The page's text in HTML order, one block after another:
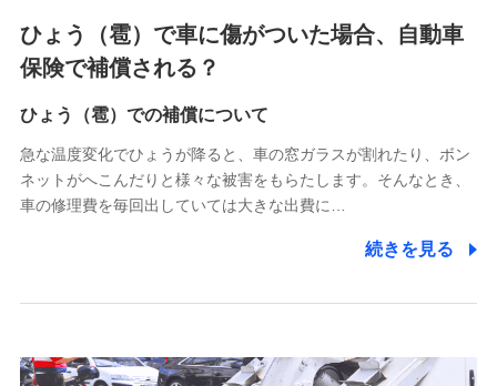
4.家族・友達紹介にて取得した個人情報
被紹介者への連絡、及び当社と取引のあるもしくは委託を受
けている保険会社・提携会社の保険その他に関する情報を提
供し、金融商品等の契約を勧奨するため
アンケートやキャンペーン等の実施のため
上記に係る連絡・手続き・管理等付帯業務を行うため
5.通話録音にて取得する情報
7.社員（従業者）の個人情報
ひょう（雹）で車に傷がついた場合、自動車
保険で補償される？
ひょう（雹）での補償について
急な温度変化でひょうが降ると、車の窓ガラスが割れたり、ボン
ネットがへこんだりと様々な被害をもらたします。そんなとき、
車の修理費を毎回出していては大きな出費に…
続きを見る